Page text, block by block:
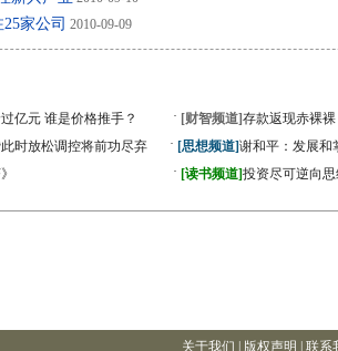
家公司 2010-09-09
亿元 谁是价格推手？ · [财智频道]存款返现赤裸
时放松调控将前功尽弃 · [思想频道]谢和平：发展和
· [读书频道]投资尽可逆向